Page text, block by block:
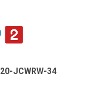
JCWRW-34